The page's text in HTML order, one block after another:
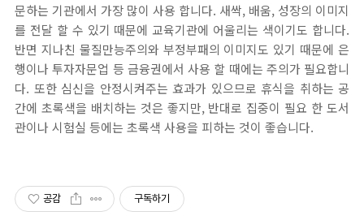
문하는 기관에서 가장 많이 사용 합니다. 새싹, 배움, 성장의 이미지
를 전달 할 수 있기 때문에 교육기관에 어울리는 색이기도 합니다.
반면 지나친 물질만능주의와 부정부패의 이미지도 있기 때문에 은
행이나 투자자문업 등 금융권에서 사용 할 때에는 주의가 필요합니
다. 또한 심신을 안정시켜주는 효과가 있으므로 휴식을 취하는 공
간에 초록색을 배치하는 것은 좋지만, 반대로 집중이 필요 한 도서
관이나 시험실 등에는 초록색 사용을 피하는 것이 좋습니다.
공감 구독하기